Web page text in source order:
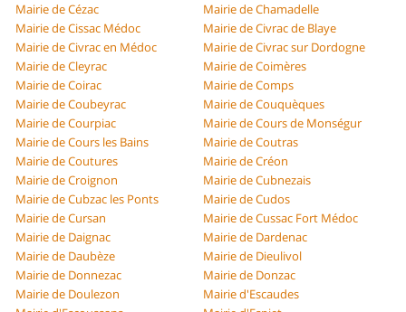
Mairie de Cézac
Mairie de Chamadelle
Mairie de Cissac Médoc
Mairie de Civrac de Blaye
Mairie de Civrac en Médoc
Mairie de Civrac sur Dordogne
Mairie de Cleyrac
Mairie de Coimères
Mairie de Coirac
Mairie de Comps
Mairie de Coubeyrac
Mairie de Couquèques
Mairie de Courpiac
Mairie de Cours de Monségur
Mairie de Cours les Bains
Mairie de Coutras
Mairie de Coutures
Mairie de Créon
Mairie de Croignon
Mairie de Cubnezais
Mairie de Cubzac les Ponts
Mairie de Cudos
Mairie de Cursan
Mairie de Cussac Fort Médoc
Mairie de Daignac
Mairie de Dardenac
Mairie de Daubèze
Mairie de Dieulivol
Mairie de Donnezac
Mairie de Donzac
Mairie de Doulezon
Mairie d'Escaudes